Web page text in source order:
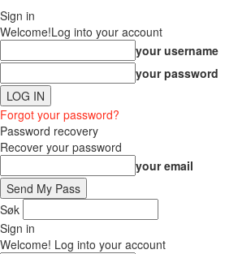
Sign in
Welcome!Log into your account
your username
your password
Forgot your password?
Password recovery
Recover your password
your email
Søk
Sign in
Welcome! Log into your account